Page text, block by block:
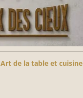
Art de la table et cuisine